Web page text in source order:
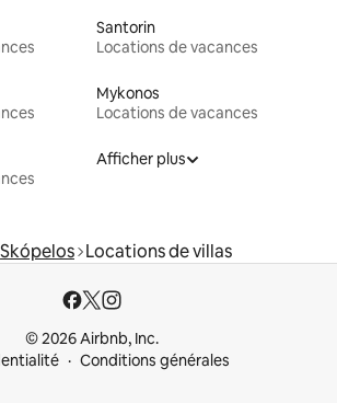
Santorin
Locations de vacances
Mykonos
Locations de vacances
Afficher plus
Skópelos Locations de villas
© 2026 Airbnb, Inc.
Conditions générales